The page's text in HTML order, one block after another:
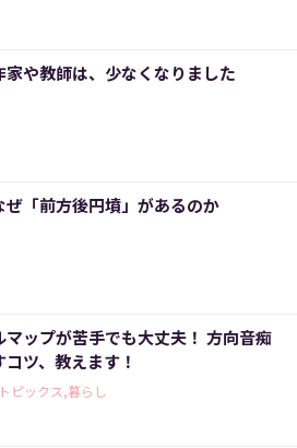
家や教師は、少なくなりました
ぜ「前方後円墳」があるのか
マップが苦手でも大丈夫！ 方向音痴
ツ、教えます！
ピックス,暮らし